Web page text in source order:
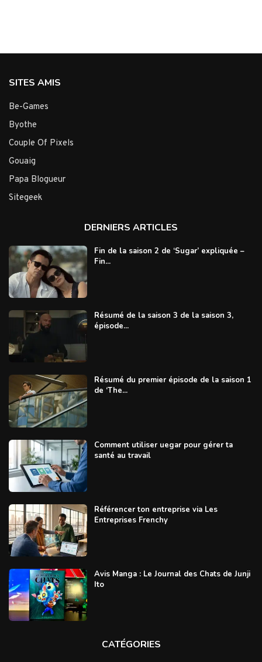
SITES AMIS
Be-Games
Byothe
Couple Of Pixels
Gouaig
Papa Blogueur
Sitegeek
DERNIERS ARTICLES
Fin de la saison 2 de ‘Sugar’ expliquée –
Fin...
Résumé de la saison 3 de la saison 3,
épisode...
Résumé du premier épisode de la saison 1
de ‘The...
Comment utiliser uegar pour gérer ta
santé au travail
Référencer ton entreprise via Les
Entreprises Frenchy
Avis Manga : Le Journal des Chats de Junji
Ito
CATÉGORIES